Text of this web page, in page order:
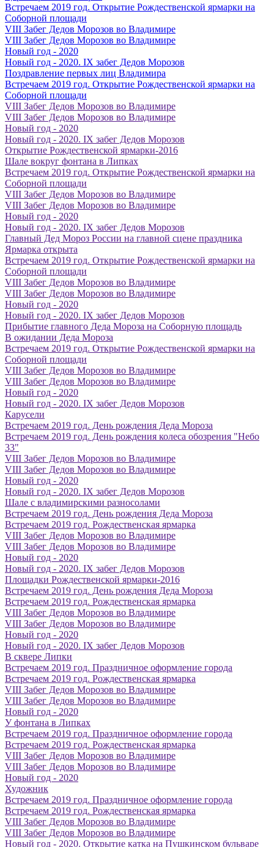
Встречаем 2019 год. Открытие Рождественской ярмарки на
Соборной площади
VIII Забег Дедов Морозов во Владимире
VIII Забег Дедов Морозов во Владимире
Новый год - 2020
Новый год - 2020. IX забег Дедов Морозов
Поздравление первых лиц Владимира
Встречаем 2019 год. Открытие Рождественской ярмарки на
Соборной площади
VIII Забег Дедов Морозов во Владимире
VIII Забег Дедов Морозов во Владимире
Новый год - 2020
Новый год - 2020. IX забег Дедов Морозов
Открытие Рождественской ярмарки-2016
Шале вокруг фонтана в Липках
Встречаем 2019 год. Открытие Рождественской ярмарки на
Соборной площади
VIII Забег Дедов Морозов во Владимире
VIII Забег Дедов Морозов во Владимире
Новый год - 2020
Новый год - 2020. IX забег Дедов Морозов
Главный Дед Мороз России на главной сцене праздника
Ярмарка открыта
Встречаем 2019 год. Открытие Рождественской ярмарки на
Соборной площади
VIII Забег Дедов Морозов во Владимире
VIII Забег Дедов Морозов во Владимире
Новый год - 2020
Новый год - 2020. IX забег Дедов Морозов
Прибытие главного Деда Мороза на Соборную площадь
В ожидании Деда Мороза
Встречаем 2019 год. Открытие Рождественской ярмарки на
Соборной площади
VIII Забег Дедов Морозов во Владимире
VIII Забег Дедов Морозов во Владимире
Новый год - 2020
Новый год - 2020. IX забег Дедов Морозов
Карусели
Встречаем 2019 год. День рождения Деда Мороза
Встречаем 2019 год. День рождения колеса обозрения "Небо
33"
VIII Забег Дедов Морозов во Владимире
VIII Забег Дедов Морозов во Владимире
Новый год - 2020
Новый год - 2020. IX забег Дедов Морозов
Шале с владимирскими разносолами
Встречаем 2019 год. День рождения Деда Мороза
Встречаем 2019 год. Рождественская ярмарка
VIII Забег Дедов Морозов во Владимире
VIII Забег Дедов Морозов во Владимире
Новый год - 2020
Новый год - 2020. IX забег Дедов Морозов
Площадки Рождественской ярмарки-2016
Встречаем 2019 год. День рождения Деда Мороза
Встречаем 2019 год. Рождественская ярмарка
VIII Забег Дедов Морозов во Владимире
VIII Забег Дедов Морозов во Владимире
Новый год - 2020
Новый год - 2020. IX забег Дедов Морозов
В сквере Липки
Встречаем 2019 год. Праздничное оформление города
Встречаем 2019 год. Рождественская ярмарка
VIII Забег Дедов Морозов во Владимире
VIII Забег Дедов Морозов во Владимире
Новый год - 2020
У фонтана в Липках
Встречаем 2019 год. Праздничное оформление города
Встречаем 2019 год. Рождественская ярмарка
VIII Забег Дедов Морозов во Владимире
VIII Забег Дедов Морозов во Владимире
Новый год - 2020
Художник
Встречаем 2019 год. Праздничное оформление города
Встречаем 2019 год. Рождественская ярмарка
VIII Забег Дедов Морозов во Владимире
VIII Забег Дедов Морозов во Владимире
Новый год - 2020. Открытие катка на Пушкинском бульваре